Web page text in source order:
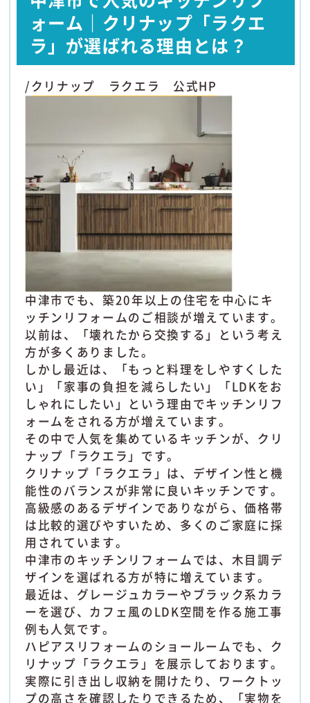
ォーム｜クリナップ「ラクエ
ラ」が選ばれる理由とは？
/クリナップ ラクエラ 公式HP
中津市でも、築20年以上の住宅を中心にキ
ッチンリフォームのご相談が増えています。
以前は、「壊れたから交換する」という考え
方が多くありました。
しかし最近は、「もっと料理をしやすくした
い」「家事の負担を減らしたい」「LDKをお
しゃれにしたい」という理由でキッチンリフ
ォームをされる方が増えています。
その中で人気を集めているキッチンが、クリ
ナップ「ラクエラ」です。
クリナップ「ラクエラ」は、デザイン性と機
能性のバランスが非常に良いキッチンです。
高級感のあるデザインでありながら、価格帯
は比較的選びやすいため、多くのご家庭に採
用されています。
中津市のキッチンリフォームでは、木目調デ
ザインを選ばれる方が特に増えています。
最近は、グレージュカラーやブラック系カラ
ーを選び、カフェ風のLDK空間を作る施工事
例も人気です。
ハピアスリフォームのショールームでも、ク
リナップ「ラクエラ」を展示しております。
実際に引き出し収納を開けたり、ワークトッ
プの高さを確認したりできるため、「実物を